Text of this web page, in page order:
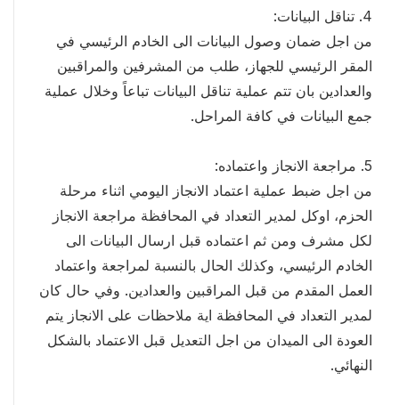
4. تناقل البيانات:
من اجل ضمان وصول البيانات الى الخادم الرئيسي في
المقر الرئيسي للجهاز، طلب من المشرفين والمراقبين
والعدادين بان تتم عملية تناقل البيانات تباعاً وخلال عملية
جمع البيانات في كافة المراحل.
5. مراجعة الانجاز واعتماده:
من اجل ضبط عملية اعتماد الانجاز اليومي اثناء مرحلة
الحزم، اوكل لمدير التعداد في المحافظة مراجعة الانجاز
لكل مشرف ومن ثم اعتماده قبل ارسال البيانات الى
الخادم الرئيسي، وكذلك الحال بالنسبة لمراجعة واعتماد
العمل المقدم من قبل المراقبين والعدادين. وفي حال كان
لمدير التعداد في المحافظة اية ملاحظات على الانجاز يتم
العودة الى الميدان من اجل التعديل قبل الاعتماد بالشكل
النهائي.